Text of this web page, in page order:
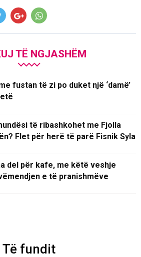
TË NGJASHËM
fustan të zi po duket një ‘damë’
të ribashkohet me Fjolla
Flet për herë të parë Fisnik Syla
del për kafe, me këtë veshje
e të pranishmëve
Të fundit